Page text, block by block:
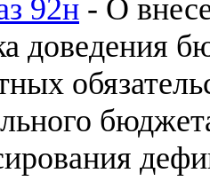
92н - О
доведения